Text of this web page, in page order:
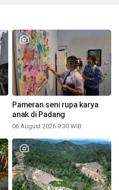
Pameran seni rupa karya
anak di Padang
06 August 2026 9:30 WIB